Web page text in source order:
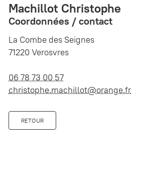
Machillot Christophe
Coordonnées / contact
La Combe des Seignes
71220 Verosvres
06 78 73 00 57
christophe.machillot@orange.fr
RETOUR